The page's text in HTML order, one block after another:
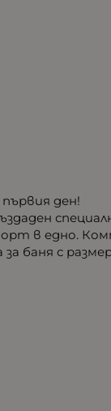
ден!
в едно.
баня с